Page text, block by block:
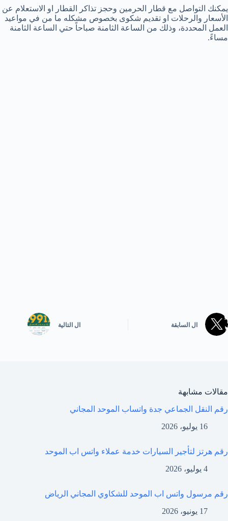
يمكنك التواصل مع قطار الحرمين وحجز تذاكر القطار او الاستعلام عن
الأسعار والرحلات او تقديم شكوى بخصوص مشكله ما من في مواعيد
العمل المحددة، وذلك من الساعة الثامنة صباحاً حتي الساعة الثامنة
مساءً.
ال السابقة ال التالية
مقالات مشابهة
رقم النقل الجماعي جدة واتساب الموحد المجاني
16 يوليو، 2026
رقم هرتز لتأجير السيارات خدمة عملاء واتس اب الموحد
4 يوليو، 2026
رقم مرسول واتس اب الموحد للشكاوي المجاني الرياض
17 يونيو، 2026